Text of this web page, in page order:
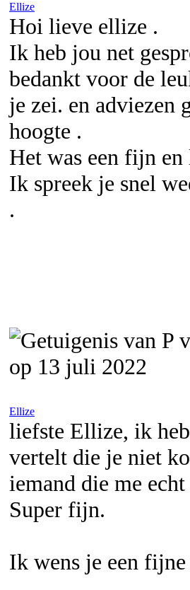
Ellize
Hoi lieve ellize .
Ik heb jou net
bedankt voor de
je zei. en adviezen
hoogte .
Het was een fijn
Ik spreek je snel
.
op 13 juli 2022
Ellize
liefste Ellize, ik
vertelt die je niet
iemand die me
Super fijn.
Ik wens je een